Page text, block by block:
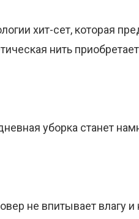
хит-сет, которая
нить
уборка станет
не впитывает влагу